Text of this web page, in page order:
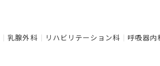
乳腺外科 リハビリテーション科 呼吸器内